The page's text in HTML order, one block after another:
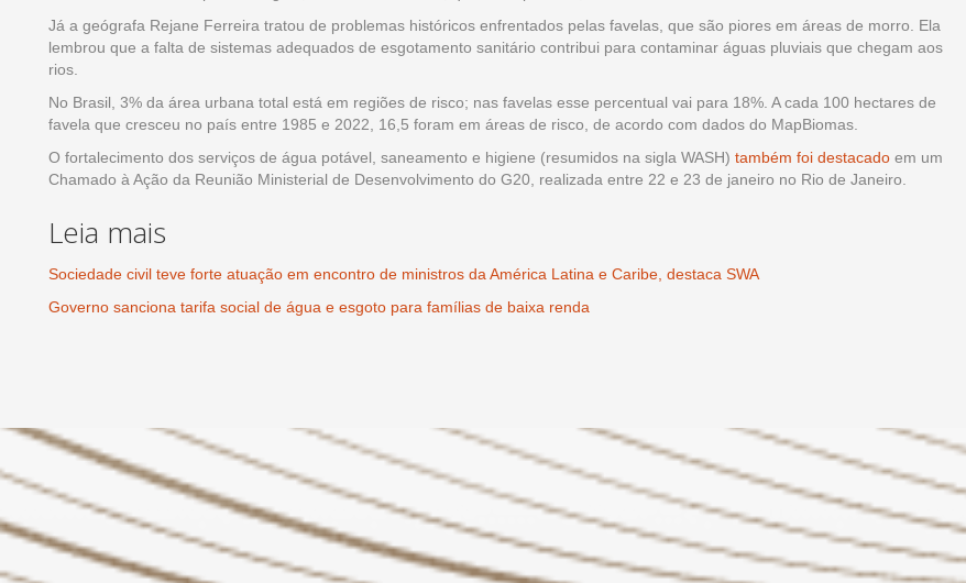
Já a geógrafa Rejane Ferreira tratou de problemas históricos enfrentados pelas favelas, que são piores em áreas de morro. Ela
lembrou que a falta de sistemas adequados de esgotamento sanitário contribui para contaminar águas pluviais que chegam aos
rios.
No Brasil, 3% da área urbana total está em regiões de risco; nas favelas esse percentual vai para 18%. A cada 100 hectares de
favela que cresceu no país entre 1985 e 2022, 16,5 foram em áreas de risco, de acordo com dados do MapBiomas.
O fortalecimento dos serviços de água potável, saneamento e higiene (resumidos na sigla WASH) também foi destacado em um
Chamado à Ação da Reunião Ministerial de Desenvolvimento do G20, realizada entre 22 e 23 de janeiro no Rio de Janeiro.
Leia mais
Sociedade civil teve forte atuação em encontro de ministros da América Latina e Caribe, destaca SWA
Governo sanciona tarifa social de água e esgoto para famílias de baixa renda